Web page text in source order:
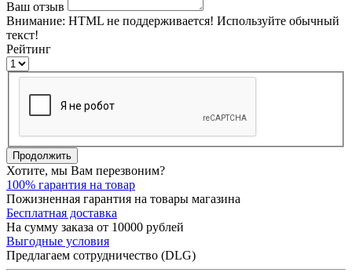
Ваш отзыв
Внимание: HTML не поддерживается! Используйте обычный
текст!
Рейтинг
Продолжить
Хотите, мы Вам перезвоним?
100% гарантия на товар
Пожизненная гарантия на товары магазина
Бесплатная доставка
На сумму заказа от 10000 рублей
Выгодные условия
Предлагаем сотрудничество (DLG)